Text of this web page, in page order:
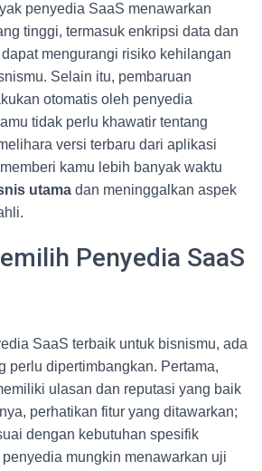
penyedia SaaS menawarkan
tinggi, termasuk enkripsi data dan
mengurangi risiko kehilangan
Selain itu, pembaruan
otomatis oleh penyedia
tidak perlu khawatir tentang
versi terbaru dari aplikasi
kamu lebih banyak waktu
utama dan meninggalkan aspek
Penyedia SaaS
SaaS terbaik untuk bisnismu, ada
perlu dipertimbangkan. Pertama,
ulasan dan reputasi yang baik
perhatikan fitur yang ditawarkan;
dengan kebutuhan spesifik
mungkin menawarkan uji